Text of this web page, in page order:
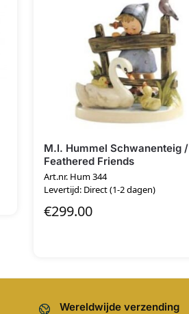
M.I. Hummel Schwanenteig /
Feathered Friends
Art.nr. Hum 344
Levertijd: Direct (1-2 dagen)
€299.00
Wereldwijde verzending